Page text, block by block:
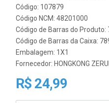
Código: 107879
Código NCM: 48201000
Código de Barras do
Código de Barras da Caixa:
Embalagem: 1X1
Fornecedor: HONGKONG
R$ 24,99